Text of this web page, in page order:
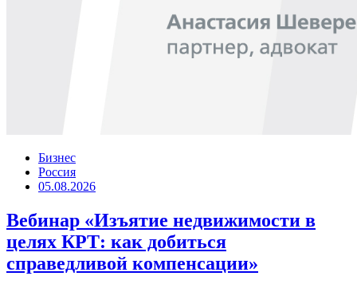
Бизнес
Россия
05.08.2026
Вебинар «Изъятие недвижимости в
целях КРТ: как добиться
справедливой компенсации»